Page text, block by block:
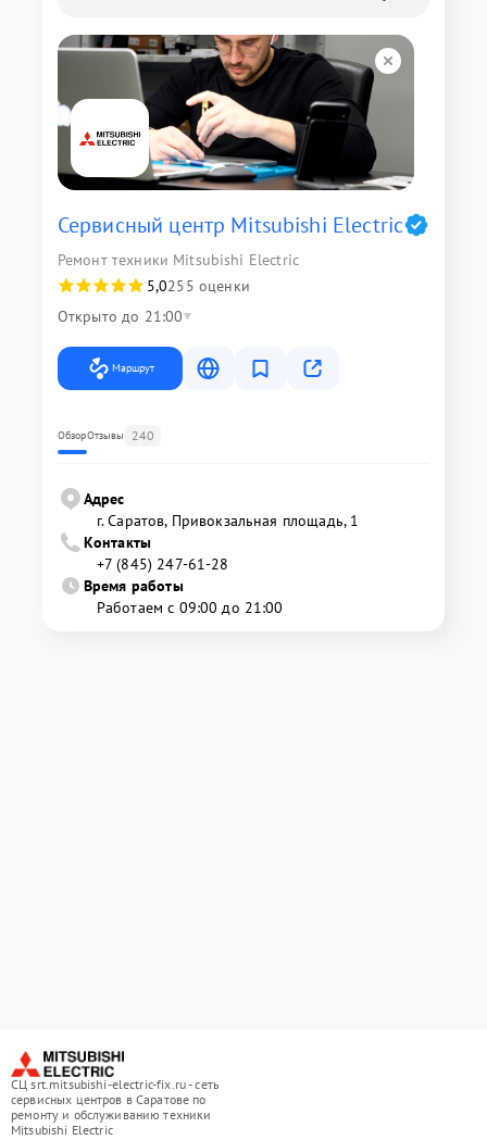
Сервисный центр Mitsubishi Electric
Ремонт техники Mitsubishi Electric
5,0255 оценки
Открыто до 21:00
Маршрут
ОбзорОтзывы 240
Адрес
г. Саратов, Привокзальная площадь, 1
Контакты
+7 (845) 247-61-28
Время работы
Работаем с 09:00 до 21:00
СЦ srt.mitsubishi-electric-fix.ru - сеть
сервисных центров в Саратове по
ремонту и обслуживанию техники
Mitsubishi Electric